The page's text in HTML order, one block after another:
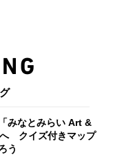
みなとみらい Art &
クイズ付きマップ
う